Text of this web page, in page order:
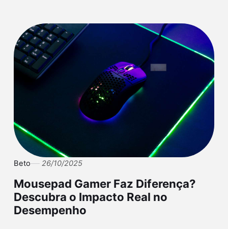
Beto 26/10/2025
Mousepad Gamer Faz Diferença?
Descubra o Impacto Real no
Desempenho